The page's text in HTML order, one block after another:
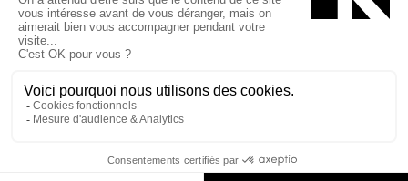
Bâtiment-Durable-Québec-1
Esquisses-1IRAC-1
MP-1 v2com-1
Cookies